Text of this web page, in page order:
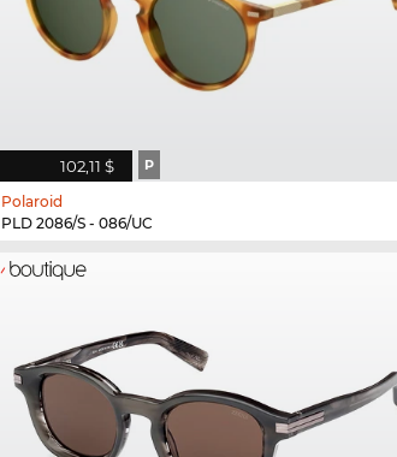
102,11 $ P
Polaroid
PLD 2086/S - 086/UC